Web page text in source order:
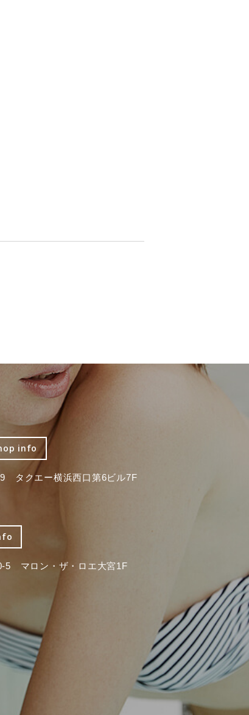
info
タクエー横浜西口第6ビル7F
5 マロン・ザ・ロエ大宮1F